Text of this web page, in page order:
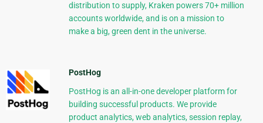
distribution to supply, Kraken powers 70+ million
accounts worldwide, and is on a mission to
make a big, green dent in the universe.
PostHog
PostHog is an all-in-one developer platform for
building successful products. We provide
product analytics, web analytics, session replay,